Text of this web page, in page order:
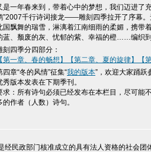
是一年春来到，带着心中的梦想，我们迈进了
”2007千行诗词接龙——雕刻四季拉开了序幕
国飘舞的瑞雪，淋漓着江南细雨的柔媚，携
蓝、颓废的灰、忧郁的紫、幸福的橙……编织
刻四季分四部分：
【第一章、春的畅想】
【第二章、夏的旋律】
【
四章“冬的风情”征集“我的版本”，欢迎大家踊
秀版本发表在下期季刊。
求：所有诗句必须已经发布在本栏目，尽可能
的作者（人数）诗句。
经民政部门核准成立的具有法人资格的社会